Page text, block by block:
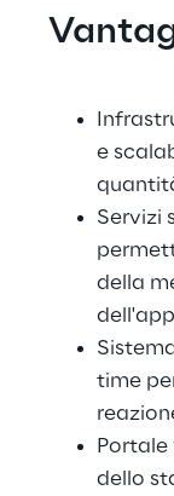
e
Servizi
della
time
dello